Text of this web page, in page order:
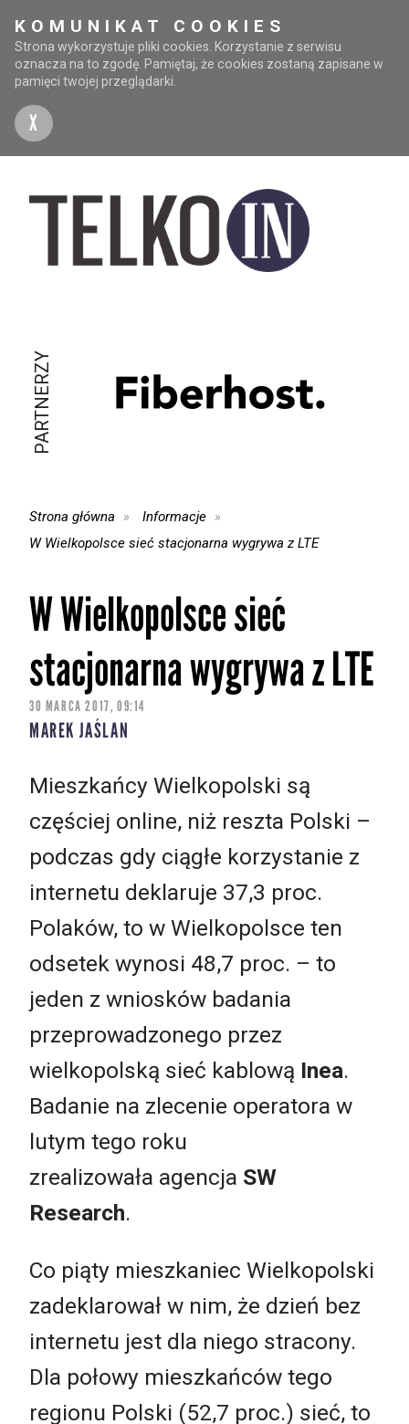
KOMUNIKAT COOKIES
Strona wykorzystuje pliki cookies. Korzystanie z serwisu
oznacza na to zgodę. Pamiętaj, że cookies zostaną zapisane w
pamięci twojej przeglądarki.
X
PARTNERZY
Strona główna
Informacje
W Wielkopolsce sieć stacjonarna wygrywa z LTE
W Wielkopolsce sieć
stacjonarna wygrywa z LTE
30 MARCA 2017, 09:14
MAREK JAŚLAN
Mieszkańcy Wielkopolski są
częściej online, niż reszta Polski –
podczas gdy ciągłe korzystanie z
internetu deklaruje 37,3 proc.
Polaków, to w Wielkopolsce ten
odsetek wynosi 48,7 proc. – to
jeden z wniosków badania
przeprowadzonego przez
wielkopolską sieć kablową Inea.
Badanie na zlecenie operatora w
lutym tego roku
zrealizowała agencja SW
Research.
Co piąty mieszkaniec Wielkopolski
zadeklarował w nim, że dzień bez
internetu jest dla niego stracony.
Dla połowy mieszkańców tego
regionu Polski (52,7 proc.) sieć, to